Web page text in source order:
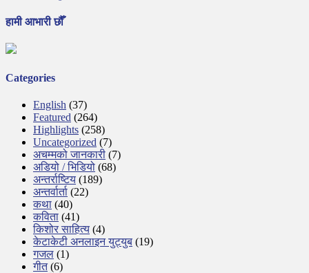
हामी आभारी छौँ
Categories
English (37)
Featured (264)
Highlights (258)
Uncategorized (7)
अचम्मको जानकारी (7)
अडियो / भिडियो (68)
अन्तर्राष्टिय (189)
अन्तर्वार्ता (22)
कथा (40)
कविता (41)
किशोर साहित्य (4)
केटाकेटी अनलाइन युट्युब (19)
गजल (1)
गीत(6)